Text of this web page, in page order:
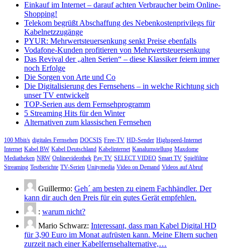
Einkauf im Internet – darauf achten Verbraucher beim Online-
Shopping!
Telekom begrüßt Abschaffung des Nebenkostenprivilegs für
Kabelnetzzugänge
PYUR: Mehrwertsteuersenkung senkt Preise ebenfalls
Vodafone-Kunden profitieren von Mehrwertsteuersenkung
Das Revival der „alten Serien“ – diese Klassiker feiern immer
noch Erfolge
Die Sorgen von Arte und Co
Die Digitalisierung des Fernsehens – in welche Richtung sich
unser TV entwickelt
TOP-Serien aus dem Fernsehprogramm
5 Streaming Hits für den Winter
Alternativen zum klassischen Fernsehen
100 Mbit/s digitales Fernsehen DOCSIS Free-TV HD-Sender Highspeed-Internet
Internet Kabel BW Kabel Deutschland Kabelinternet Kanalumstellung Maxdome
Mediatheken NRW Onlinevideothek Pay TV SELECT VIDEO Smart TV Spielfilme
Streaming Testberichte TV-Serien Unitymedia Video on Demand Videos auf Abruf
Guillermo: Geh´ am besten zu einem Fachhändler. Der
kann dir auch den Preis für ein gutes Gerät empfehlen.
: warum nicht?
Mario Schwarz: Interessant, dass man Kabel Digital HD
für 3,90 Euro im Monat aufrüsten kann. Meine Eltern suchen
zurzeit nach einer Kabelfernsehalternative,…